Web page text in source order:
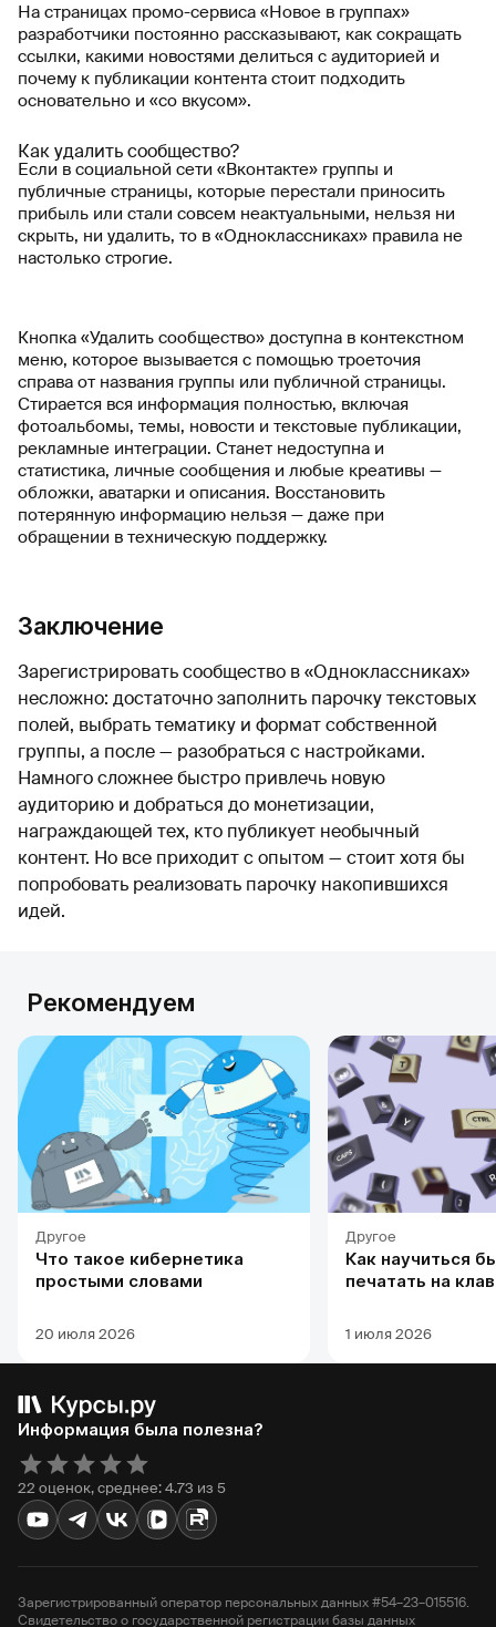
На страницах промо-сервиса «Новое в группах»
разработчики постоянно рассказывают, как сокращать
ссылки, какими новостями делиться с аудиторией и
почему к публикации контента стоит подходить
основательно и «со вкусом».
Как удалить сообщество?
Если в социальной сети «Вконтакте» группы и
публичные страницы, которые перестали приносить
прибыль или стали совсем неактуальными, нельзя ни
скрыть, ни удалить, то в «Одноклассниках» правила не
настолько строгие.
Кнопка «Удалить сообщество» доступна в контекстном
меню, которое вызывается с помощью троеточия
справа от названия группы или публичной страницы.
Стирается вся информация полностью, включая
фотоальбомы, темы, новости и текстовые публикации,
рекламные интеграции. Станет недоступна и
статистика, личные сообщения и любые креативы —
обложки, аватарки и описания. Восстановить
потерянную информацию нельзя — даже при
обращении в техническую поддержку.
Заключение
Зарегистрировать сообщество в «Одноклассниках»
несложно: достаточно заполнить парочку текстовых
полей, выбрать тематику и формат собственной
группы, а после — разобраться с настройками.
Намного сложнее быстро привлечь новую
аудиторию и добраться до монетизации,
награждающей тех, кто публикует необычный
контент. Но все приходит с опытом — стоит хотя бы
попробовать реализовать парочку накопившихся
идей.
Рекомендуем
Другое
Что такое кибернетика
простыми словами
20 июля 2026
Другое
Как научиться
печатать на
1 июля 2026
Информация была полезна?
22 оценок, среднее: 4.73 из 5
Зарегистрированный оператор персональных данных #54–23–015516.
Свидетельство о государственной регистрации базы данных